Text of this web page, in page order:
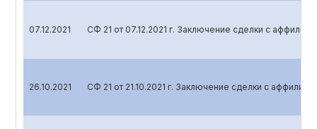
07.12.2021 СФ 21 от 07.12.2021 г. Заключение сделки с
26.10.2021 СФ 21 от 21.10.2021 г. Заключение сделки с